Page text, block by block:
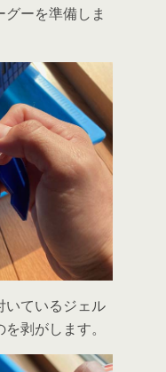
ーを準備しま
いているジェル
剥がします。